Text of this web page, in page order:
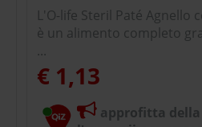
L'O-life Steril Paté Agnello
è un alimento completo
...
€ 1,13
approfitta della